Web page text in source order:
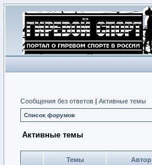
Сообщения без ответов | Активные темы
Список форумов
Активные темы
Темы Автор